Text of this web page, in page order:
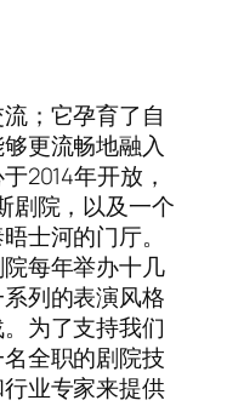
；它孕育了自
更流畅地融入
2014年开放，
剧院，以及一个
士河的门厅。
每年举办十几
列的表演风格
为了支持我们
全职的剧院技
业专家来提供